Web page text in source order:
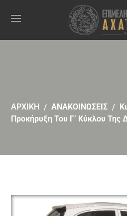
ΑΡΧΙΚΗ ΑΝΑΚΟΙΝΩΣΕΙΣ
Προκήρυξη Του Γ’ Κύκλου Της